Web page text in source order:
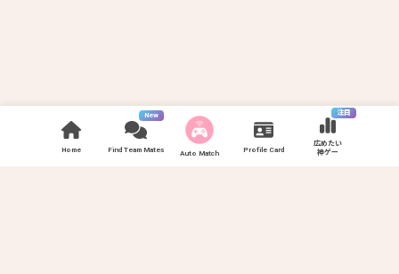
Home
New
Find Team Mates Auto Match Profile Card
注目
広めたい
神ゲー